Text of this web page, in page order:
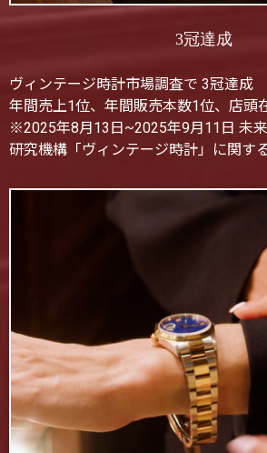
3冠達成
ヴィンテージ時計市場調査で 3冠達成
年間売上1位、年間販売本数1位、店頭
※2025年8月13日~2025年9月11日 未
研究機構「ヴィンテージ時計」に関す